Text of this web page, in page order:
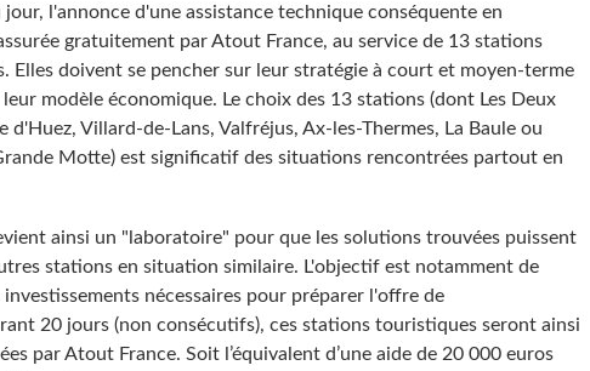
l'annonce d'une assistance technique conséquente en
gratuitement par Atout France, au service de 13 stations
Elles doivent se pencher sur leur stratégie à court et moyen-terme
modèle économique. Le choix des 13 stations (dont Les Deux
d'Huez, Villard-de-Lans, Valfréjus, Ax-les-Thermes, La Baule ou
Motte) est significatif des situations rencontrées partout en
ainsi un "laboratoire" pour que les solutions trouvées puissent
stations en situation similaire. L'objectif est notamment de
nécessaires pour préparer l'offre de
20 jours (non consécutifs), ces stations touristiques seront ainsi
par Atout France. Soit l’équivalent d’une aide de 20 000 euros